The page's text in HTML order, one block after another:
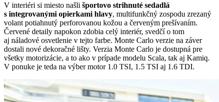
V interiéri si miesto našli športovo strihnuté sedadlá
s integrovanými opierkami hlavy, multifunkčný zospodu zrezaný
volant potiahnutý perforovanou kožou a červeným prešívaním.
Červené detaily napokon zdobia celý interiér, svedčí o tom
aj náladové osvetlenie v tejto farbe. Monte Carlo verzie na záver
dostali nové dekoračné lišty. Verzia Monte Carlo je dostupná pre
všetky motorizácie, a to ako v prípade modelu Scala, tak aj Kamiq.
V ponuke je teda na výber motor 1.0 TSI, 1.5 TSI aj 1.6 TDI.